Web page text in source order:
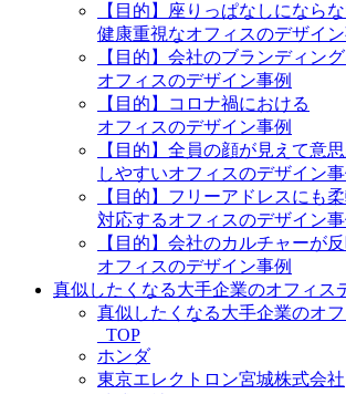
【目的】座りっぱなしになら
健康重視なオフィスのデザイン
【目的】会社のブランディン
オフィスのデザイン事例
【目的】コロナ禍における
オフィスのデザイン事例
【目的】全員の顔が見えて意
しやすいオフィスのデザイン事
【目的】フリーアドレスにも
対応するオフィスのデザイン事
【目的】会社のカルチャーが
オフィスのデザイン事例
真似したくなる大手企業のオフィス
真似したくなる大手企業のオ
_TOP
ホンダ
東京エレクトロン宮城株式会社